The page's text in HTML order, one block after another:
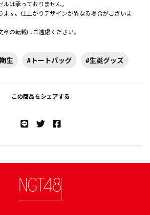
は承っておりません。
す。仕上がりデザインが異なる場合がございま
の転載はご遠慮ください。
生 #トートバッグ #生誕グッズ
この商品をシェアする